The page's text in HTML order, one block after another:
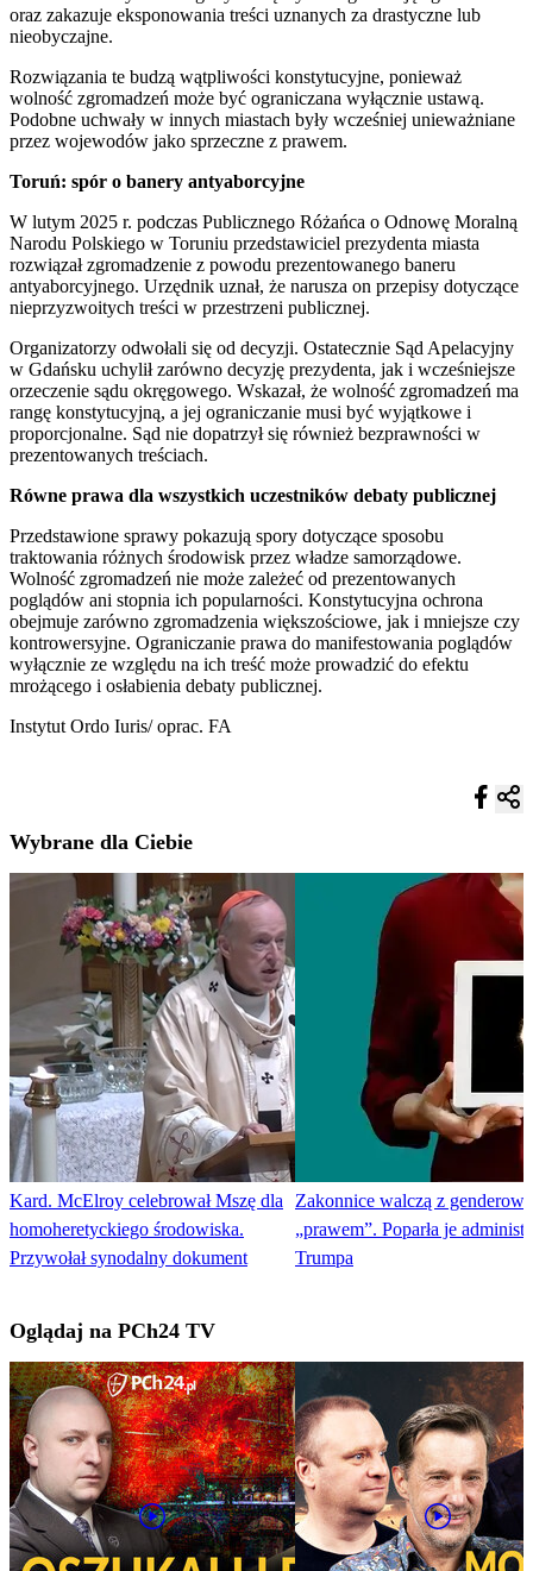
oraz zakazuje eksponowania treści uznanych za drastyczne lub
nieobyczajne.
Rozwiązania te budzą wątpliwości konstytucyjne, ponieważ
wolność zgromadzeń może być ograniczana wyłącznie ustawą.
Podobne uchwały w innych miastach były wcześniej unieważniane
przez wojewodów jako sprzeczne z prawem.
Toruń: spór o banery antyaborcyjne
W lutym 2025 r. podczas Publicznego Różańca o Odnowę Moralną
Narodu Polskiego w Toruniu przedstawiciel prezydenta miasta
rozwiązał zgromadzenie z powodu prezentowanego baneru
antyaborcyjnego. Urzędnik uznał, że narusza on przepisy dotyczące
nieprzyzwoitych treści w przestrzeni publicznej.
Organizatorzy odwołali się od decyzji. Ostatecznie Sąd Apelacyjny
w Gdańsku uchylił zarówno decyzję prezydenta, jak i wcześniejsze
orzeczenie sądu okręgowego. Wskazał, że wolność zgromadzeń ma
rangę konstytucyjną, a jej ograniczanie musi być wyjątkowe i
proporcjonalne. Sąd nie dopatrzył się również bezprawności w
prezentowanych treściach.
Równe prawa dla wszystkich uczestników debaty publicznej
Przedstawione sprawy pokazują spory dotyczące sposobu
traktowania różnych środowisk przez władze samorządowe.
Wolność zgromadzeń nie może zależeć od prezentowanych
poglądów ani stopnia ich popularności. Konstytucyjna ochrona
obejmuje zarówno zgromadzenia większościowe, jak i mniejsze czy
kontrowersyjne. Ograniczanie prawa do manifestowania poglądów
wyłącznie ze względu na ich treść może prowadzić do efektu
mrożącego i osłabienia debaty publicznej.
Instytut Ordo Iuris/ oprac. FA
Wybrane dla Ciebie
Kard. McElroy celebrował Mszę dla
homoheretyckiego środowiska.
Przywołał synodalny dokument
Zakonnice walczą z
„prawem”. Poparła je
Trumpa
Oglądaj na PCh24 TV